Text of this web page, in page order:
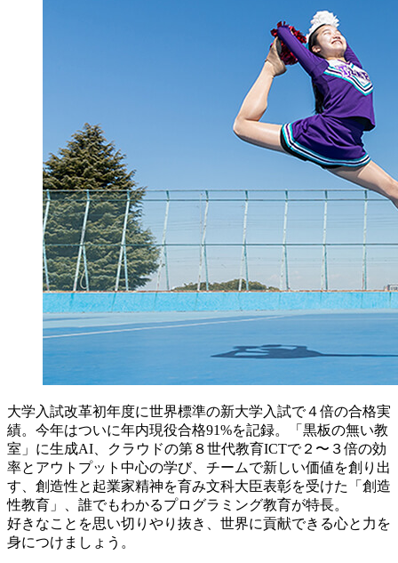
大学入試改革初年度に世界標準の新大学入試で４倍の合格実
績。今年はついに年内現役合格91%を記録。「黒板の無い教
室」に生成AI、クラウドの第８世代教育ICTで２〜３倍の効
率とアウトプット中心の学び、チームで新しい価値を創り出
す、創造性と起業家精神を育み文科大臣表彰を受けた「創造
性教育」、誰でもわかるプログラミング教育が特長。
好きなことを思い切りやり抜き、世界に貢献できる心と力を
身につけましょう。